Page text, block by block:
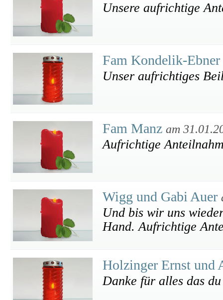
Unsere aufrichtige
Fam Kondelik-Ebner
Unser aufrichtiges
Fam Manz am
Aufrichtige
Wigg und Gabi Auer
Und bis wir uns
Hand. Aufrichtige
Holzinger Ernst und
Danke für alles das